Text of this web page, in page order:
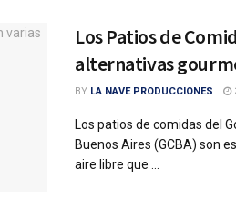
Los Patios de
alternativas
BY LA NAVE PRODUCCIONES
Los patios de comidas del
Buenos Aires (GCBA) son
aire libre que ...